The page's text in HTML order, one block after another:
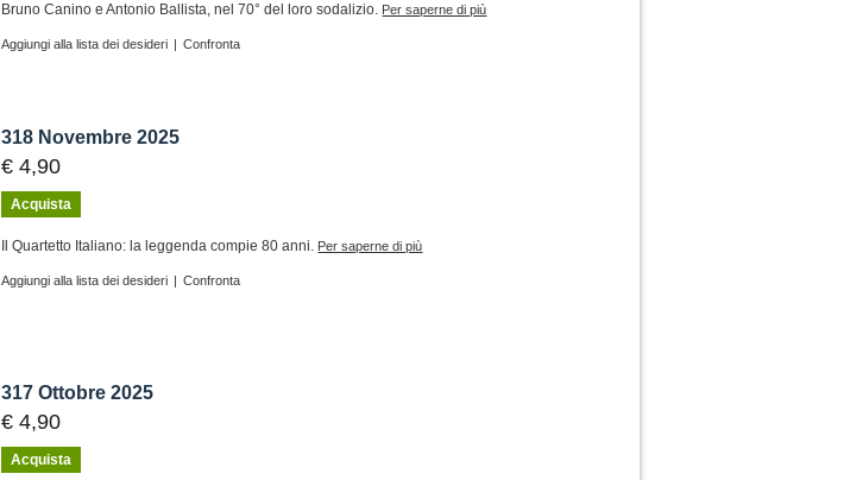
Bruno Canino e Antonio Ballista, nel 70° del loro sodalizio. Per saperne di più
Aggiungi alla lista dei desideri | Confronta
318 Novembre 2025
€ 4,90
Acquista
Il Quartetto Italiano: la leggenda compie 80 anni. Per saperne di più
Aggiungi alla lista dei desideri | Confronta
317 Ottobre 2025
€ 4,90
Acquista